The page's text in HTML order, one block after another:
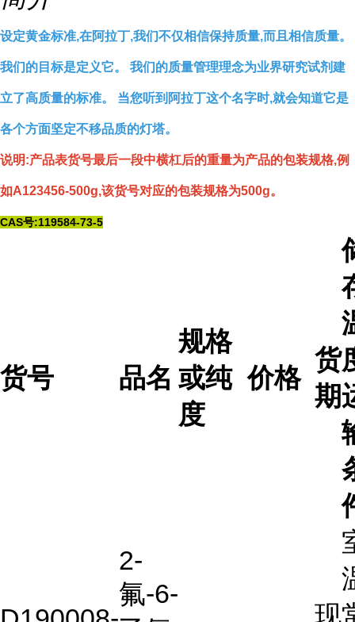
设定黄金标准,在阿拉丁,我们不仅相信保持质量,而且相信质量。
我们的目标是定义它。 我们的质量管理理念为业界研究试剂建
立了高质量的标准。 当您听到阿拉丁这个名字时,就会知道它是
各个方面坚定不移品质的灯塔。
说明:产品表货号最后一段中横杠后的重量为产品的包装规格,例
如A123456-500g,该货号对应的包装规格为500g。
CAS号:119584-73-5
货号 品名
规格
或纯
度
价格
货
期
2-
氟-6-
现